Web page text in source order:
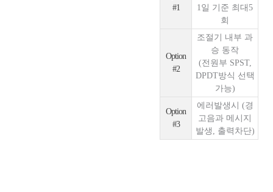
#1
1일 기준 최대5
회
Option
#2
조절기 내부 과
승 동작
(전원부 SPST,
DPDT방식 선택
가능)
Option
#3
에러발생시 (경
고음과 메시지
발생, 출력차단)